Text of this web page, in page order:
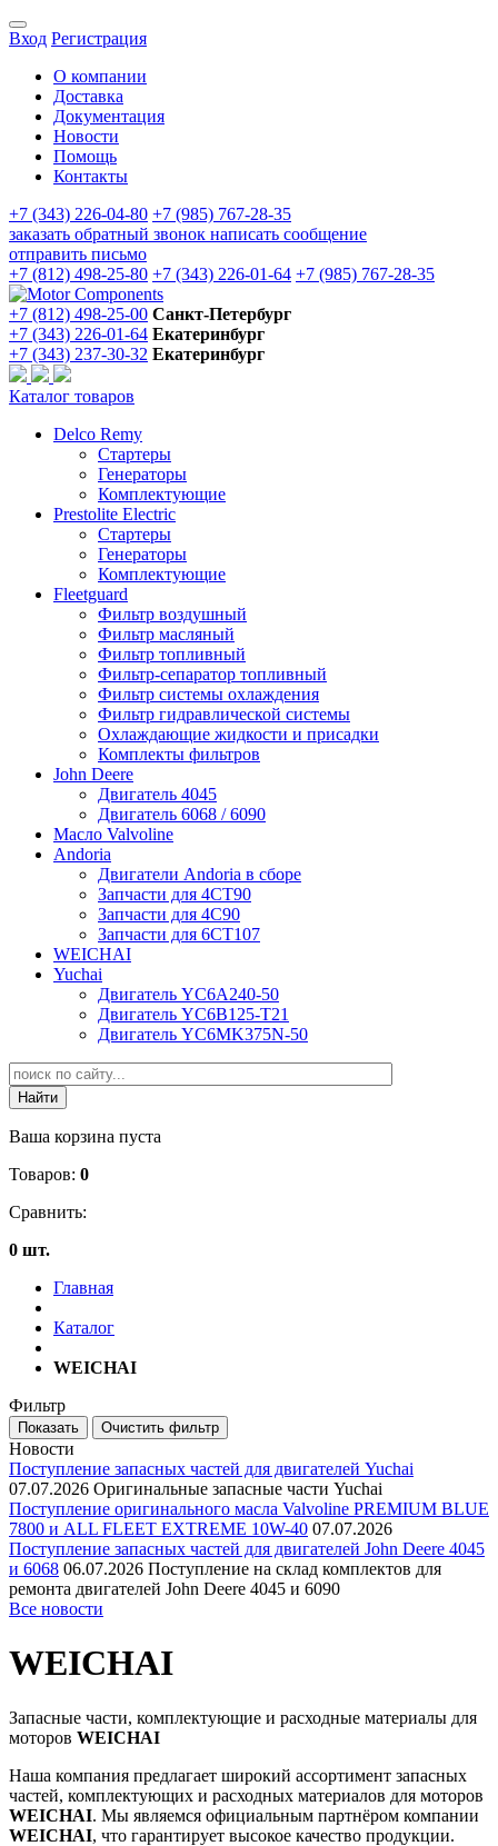
Вход Регистрация
О компании
Доставка
Документация
Новости
Помощь
Контакты
+7 (343) 226-04-80 +7 (985) 767-28-35
заказать обратный звонок написать сообщение
отправить письмо
+7 (812) 498-25-80 +7 (343) 226-01-64 +7 (985) 767-28-35
+7 (812) 498-25-00 Санкт-Петербург
+7 (343) 226-01-64 Екатеринбург
+7 (343) 237-30-32 Екатеринбург
Каталог товаров
Delco Remy
Стартеры
Генераторы
Комплектующие
Prestolite Electric
Стартеры
Генераторы
Комплектующие
Fleetguard
Фильтр воздушный
Фильтр масляный
Фильтр топливный
Фильтр-сепаратор топливный
Фильтр системы охлаждения
Фильтр гидравлической системы
Охлаждающие жидкости и присадки
Комплекты фильтров
John Deere
Двигатель 4045
Двигатель 6068 / 6090
Масло Valvoline
Andoria
Двигатели Andoria в сборе
Запчасти для 4CT90
Запчасти для 4С90
Запчасти для 6CT107
WEICHAI
Yuchai
Двигатель YC6A240-50
Двигатель YC6B125-T21
Двигатель YC6MK375N-50
Ваша корзина пуста
Товаров: 0
Сравнить:
0 шт.
Главная
Каталог
WEICHAI
Фильтр
Новости
Поступление запасных частей для двигателей Yuchai
07.07.2026 Оригинальные запасные части Yuchai
Поступление оригинального масла Valvoline PREMIUM BLUE
7800 и ALL FLEET EXTREME 10W-40 07.07.2026
Поступление запасных частей для двигателей John Deere 4045
и 6068 06.07.2026 Поступление на склад комплектов для
ремонта двигателей John Deere 4045 и 6090
Все новости
WEICHAI
Запасные части, комплектующие и расходные материалы для
моторов WEICHAI
Наша компания предлагает широкий ассортимент запасных
частей, комплектующих и расходных материалов для моторов
WEICHAI. Мы являемся официальным партнёром компании
WEICHAI, что гарантирует высокое качество продукции.